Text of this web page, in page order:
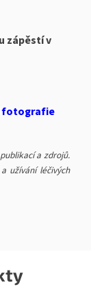
zápěstí v
fotografie
a zdrojů.
užívání léčivých